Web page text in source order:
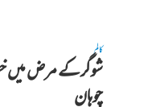
کالم
شوگرکے مرض میں
چوہان